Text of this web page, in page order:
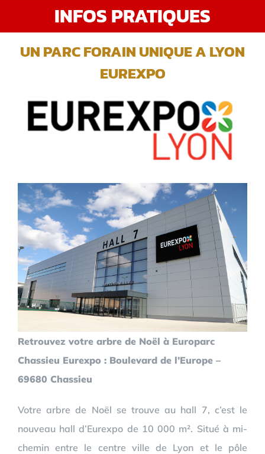
INFOS PRATIQUES
UN PARC FORAIN UNIQUE A LYON
EUREXPO
Retrouvez votre arbre de Noël à Europarc
Chassieu Eurexpo : Boulevard de l’Europe –
69680 Chassieu
Votre arbre de Noël se trouve au hall 7, c’est le
nouveau hall d’Eurexpo de 10 000 m². Situé à mi-
chemin entre le centre ville de Lyon et le pôle